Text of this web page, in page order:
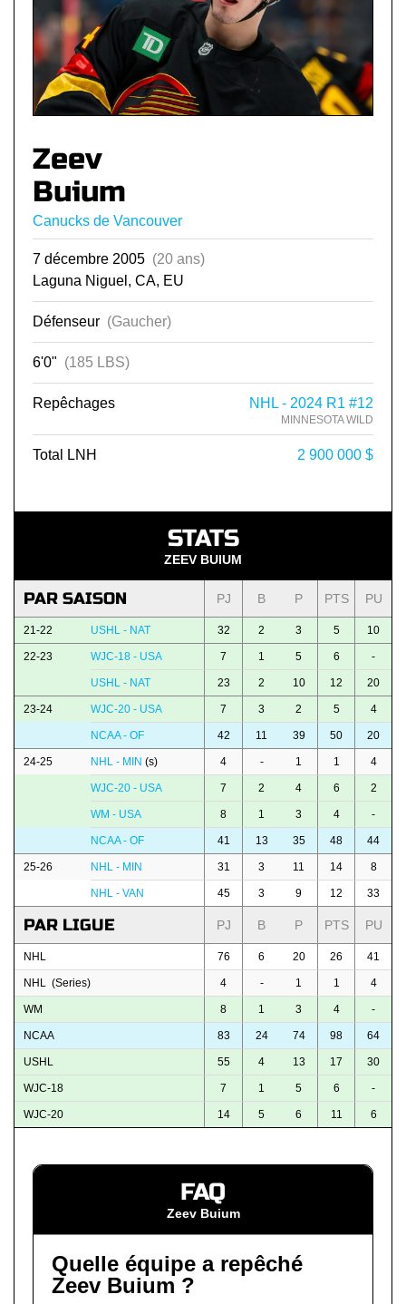
Zeev
Buium
Canucks de Vancouver
7 décembre 2005 (20 ans)
Laguna Niguel, CA, EU
Défenseur (Gaucher)
6'0" (185 LBS)
Repêchages NHL - 2024 R1 #12
MINNESOTA WILD
Total LNH 2 900 000 $
STATS
ZEEV BUIUM
PAR SAISON PJ B P PTS PU
21-22 USHL - NAT 32 2 3 5 10
22-23 WJC-18 - USA 7 1 5 6 -
USHL - NAT 23 2 10 12 20
23-24 WJC-20 - USA 7 3 2 5 4
NCAA - OF 42 11 39 50 20
24-25 NHL - MIN (s) 4 - 1 1 4
WJC-20 - USA 7 2 4 6 2
WM - USA 8 1 3 4 -
NCAA - OF 41 13 35 48 44
25-26 NHL - MIN 31 3 11 14 8
NHL - VAN 45 3 9 12 33
PAR LIGUE PJ B P PTS PU
NHL 76 6 20 26 41
NHL (Series) 4 - 1 1 4
WM 8 1 3 4 -
NCAA 83 24 74 98 64
USHL 55 4 13 17 30
WJC-18 7 1 5 6 -
WJC-20 14 5 6 11 6
FAQ
Zeev Buium
Quelle équipe a repêché
Zeev Buium ?